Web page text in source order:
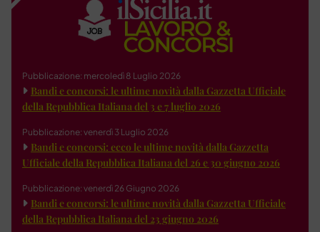
Pubblicazione: mercoledì 8 Luglio 2026
Bandi e concorsi: le ultime novità dalla Gazzetta Ufficiale
della Repubblica Italiana del 3 e 7 luglio 2026
Pubblicazione: venerdì 3 Luglio 2026
Bandi e concorsi: ecco le ultime novità dalla Gazzetta
Ufficiale della Repubblica Italiana del 26 e 30 giugno 2026
Pubblicazione: venerdì 26 Giugno 2026
Bandi e concorsi: le ultime novità dalla Gazzetta Ufficiale
della Repubblica Italiana del 23 giugno 2026